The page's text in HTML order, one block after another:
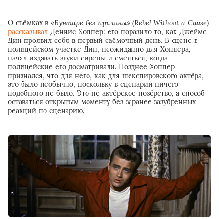
О съёмках в «Бунтаре без причины» (Rebel Without a Cause)
рассказывал Деннис Хоппер: его поразило то, как Джеймс
Дин проявил себя в первый съёмочный день. В сцене в
полицейском участке Дин, неожиданно для Хоппера,
начал издавать звуки сирены и смеяться, когда
полицейские его досматривали. Позднее Хоппер
признался, что для него, как для шекспировского актёра,
это было необычно, поскольку в сценарии ничего
подобного не было. Это не актёрское позёрство, а способ
оставаться открытым моменту без заранее зазубренных
реакций по сценарию.